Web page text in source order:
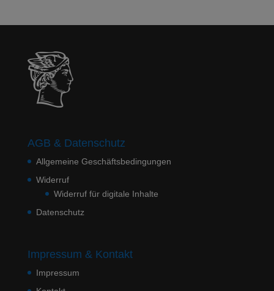
AGB & Datenschutz
Allgemeine Geschäftsbedingungen
Widerruf
Widerruf für digitale Inhalte
Datenschutz
Impressum & Kontakt
Impressum